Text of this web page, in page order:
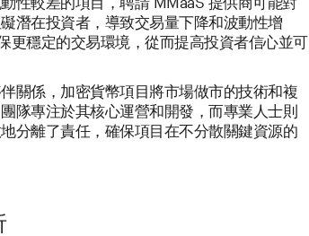
潛在投資者，導致交易量下降和波動性增
更穩定的交易環境，從而提高投資者信心並可
關係，加密貨幣項目將市場做市的技術和複
隊專注於其核心運營和開發，而專業人士則
分離了責任，確保項目在不分散關鍵資源的